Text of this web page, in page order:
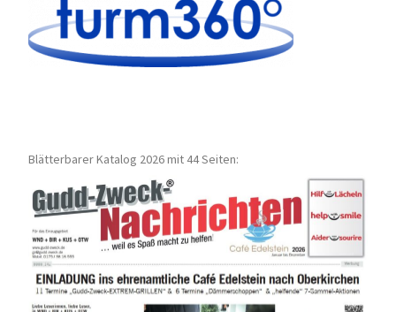
Blätterbarer Katalog 2026 mit 44 Seiten: